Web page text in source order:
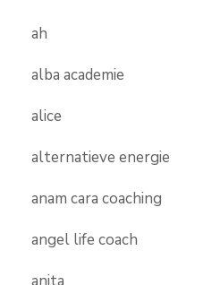
ah
alba academie
alice
alternatieve energie
anam cara coaching
angel life coach
anita